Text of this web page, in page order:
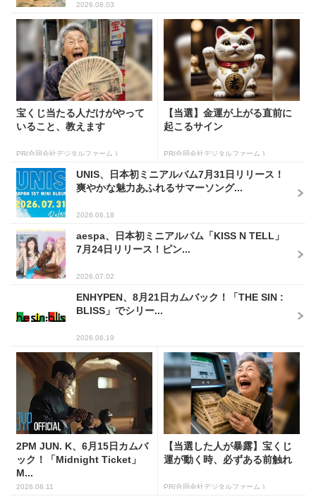
2026.08.03
宝くじ当たる人だけがやって
いること、教えます
PR(合同会社デジタルファーム )
【当選】金運が上がる直前に
起こるサイン
PR(合同会社デジタルファーム )
UNIS、日本初ミニアルバム7月31日リリース！
爽やかな魅力あふれるサマーソング...
2026.06.18
aespa、日本初ミニアルバム「KISS N TELL」
7月24日リリース！ピン...
2026.07.02
ENHYPEN、8月21日カムバック！「THE SIN :
BLISS」でシリー...
2026.06.19
2PM JUN. K、6月15日カムバ
ック！「Midnight Ticket」
M...
2026.06.11
【当選した人が暴露】宝くじ
運が動く時、必ずある前触れ
PR(合同会社デジタルファーム )